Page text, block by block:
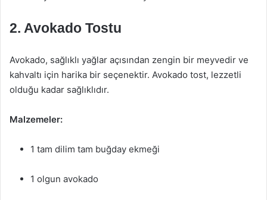
2. Avokado Tostu
Avokado, sağlıklı yağlar açısından zengin bir meyvedir ve
kahvaltı için harika bir seçenektir. Avokado tost, lezzetli
olduğu kadar sağlıklıdır.
Malzemeler:
1 tam dilim tam buğday ekmeği
1 olgun avokado